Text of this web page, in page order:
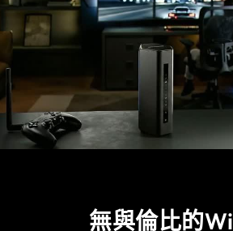
無與倫比的